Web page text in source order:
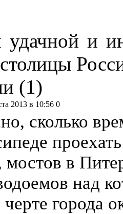
и
(1)
2013 в 10:56 0
сколько
мостов в
над
черте города